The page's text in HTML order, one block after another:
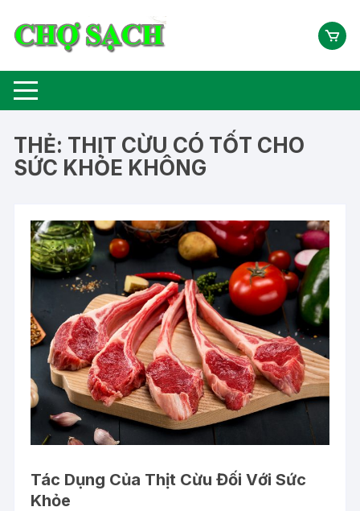
THẺ: THỊT CỪU CÓ TỐT CHO
SỨC KHỎE KHÔNG
Tác Dụng Của Thịt Cừu Đối Với Sức
Khỏe